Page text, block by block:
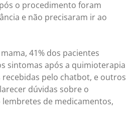
o procedimento foram
e não precisaram ir ao
41% dos pacientes
sintomas após a quimioterapia
recebidas pelo chatbot, e outros
dúvidas sobre o
de medicamentos,